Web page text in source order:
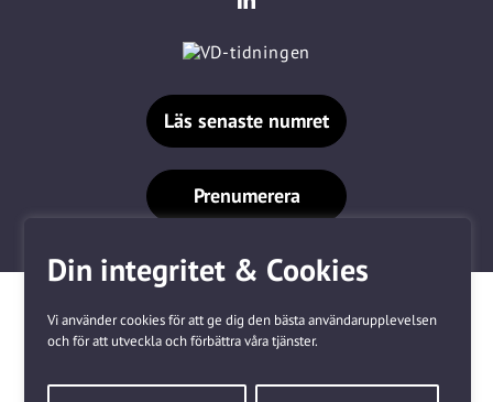
Din integritet & Cookies
Vi använder cookies för att ge dig den bästa användarupplevelsen
och för att utveckla och förbättra våra tjänster.
Läs senaste numret
Prenumerera